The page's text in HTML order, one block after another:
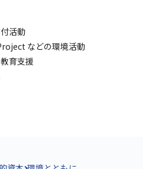
活動
などの環境活動
育支援